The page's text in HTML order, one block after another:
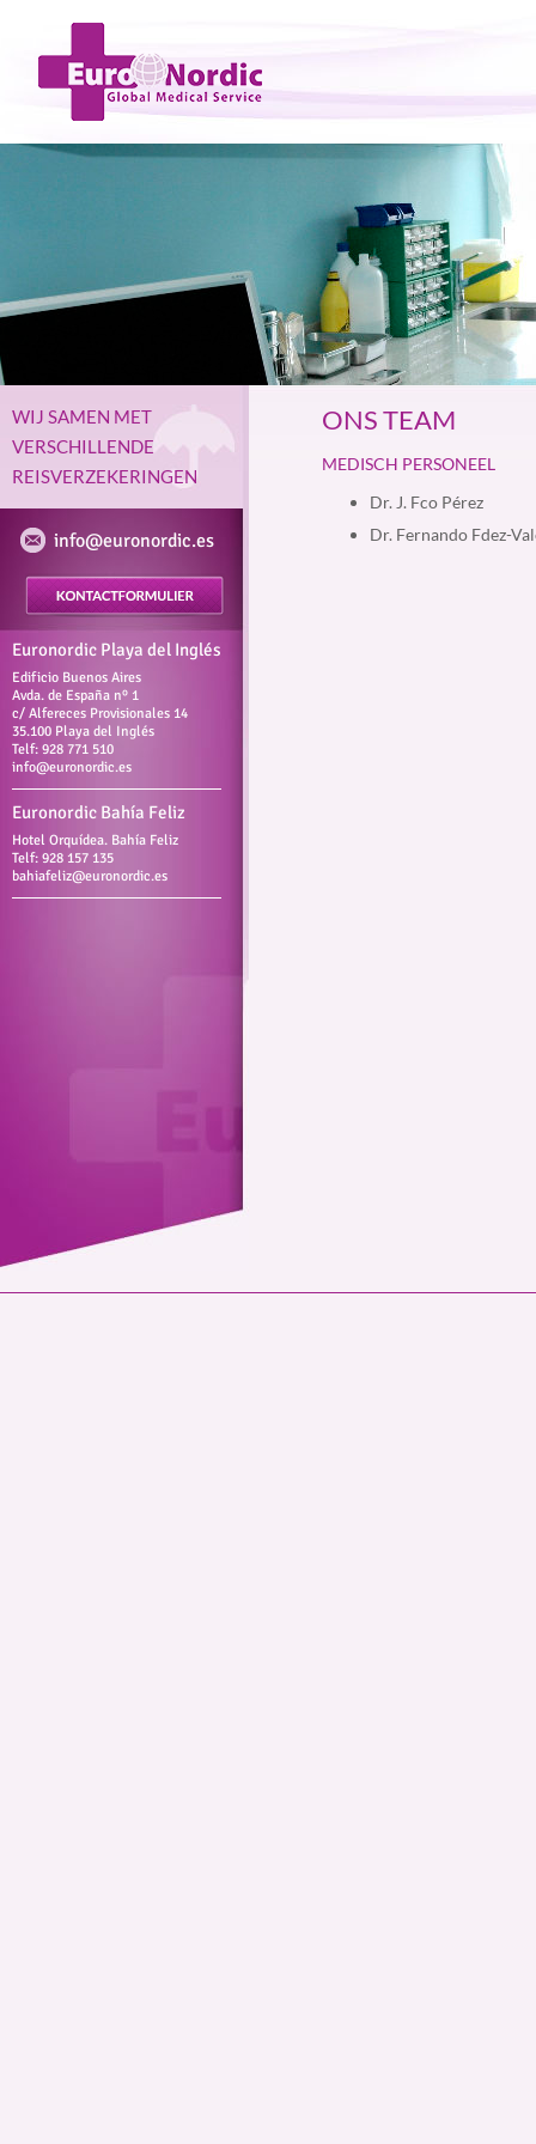
WIJ SAMEN MET
VERSCHILLENDE
REISVERZEKERINGEN
info@euronordic.es
Euronordic Playa del Inglés
Edificio Buenos Aires
Avda. de España nº 1
c/ Alfereces Provisionales 14
35.100 Playa del Inglés
Telf: 928 771 510
info@euronordic.es
Euronordic Bahía Feliz
Hotel Orquídea. Bahía Feliz
Telf: 928 157 135
bahiafeliz@euronordic.es
ONS TEAM
MEDISCH PERSONEEL
Dr. J. Fco Pérez
Dr. Fernando Fdez-